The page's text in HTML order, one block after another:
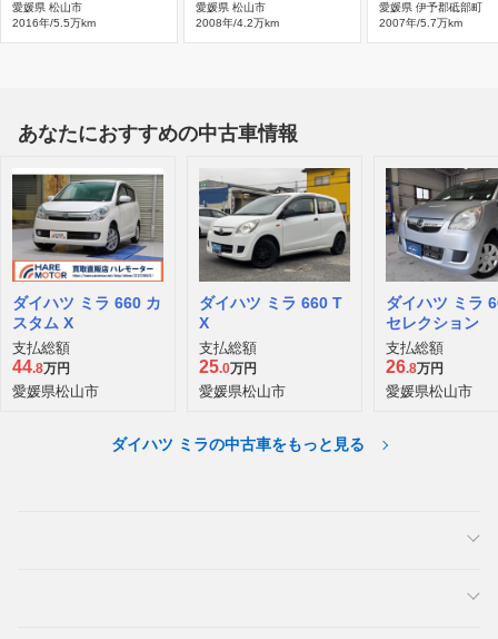
愛媛県 松山市
2016年/5.5万km
愛媛県 松山市
2008年/4.2万km
愛媛県 伊予郡砥部町
2007年/5.7万km
あなたにおすすめの中古車情報
ダイハツ ミラ 660 カ
スタム X
支払総額
44.8万円
愛媛県松山市
ダイハツ ミラ 660 T
X
支払総額
25.0万円
愛媛県松山市
ダイハツ ミラ
セレクション
支払総額
26.8万円
愛媛県松山市
ダイハツ ミラの中古車をもっと見る